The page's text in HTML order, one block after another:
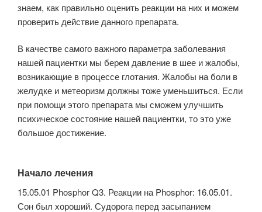
знаем, как правильно оценить реакции на них и можем
проверить действие данного препарата.
В качестве самого важного параметра заболевания
нашей пациентки мы берем давление в шее и жалобы,
возникающие в процессе глотания. Жалобы на боли в
желудке и метеоризм должны тоже уменьшиться. Если
при помощи этого препарата мы сможем улучшить
психическое состояние нашей пациентки, то это уже
большое достижение.
Начало лечения
15.05.01 Phosphor Q3. Реакции на Phosphor: 16.05.01.
Сон был хороший. Судорога перед засыпанием